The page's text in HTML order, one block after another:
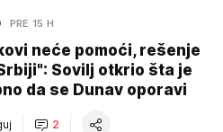
PRE 15 H
neće pomoći, rešenje
Sovilj otkrio šta je
da se Dunav oporavi
2